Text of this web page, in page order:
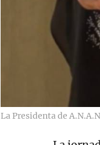
La Presidenta de